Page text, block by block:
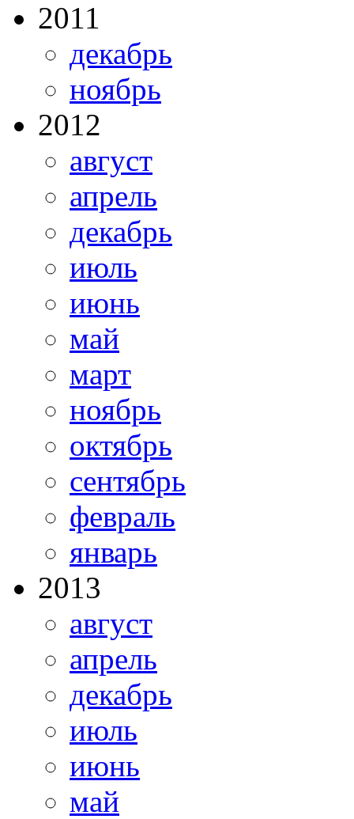
2011
декабрь
ноябрь
2012
август
апрель
декабрь
июль
июнь
май
март
ноябрь
октябрь
сентябрь
февраль
январь
2013
август
апрель
декабрь
июль
июнь
май